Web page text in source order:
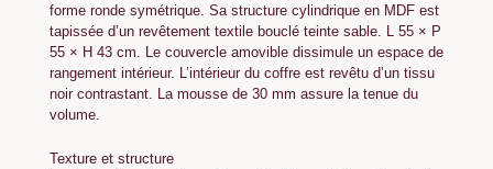
forme ronde symétrique. Sa structure cylindrique en MDF est
tapissée d’un revêtement textile bouclé teinte sable. L 55 × P
55 × H 43 cm. Le couvercle amovible dissimule un espace de
rangement intérieur. L’intérieur du coffre est revêtu d’un tissu
noir contrastant. La mousse de 30 mm assure la tenue du
volume.
Texture et structure